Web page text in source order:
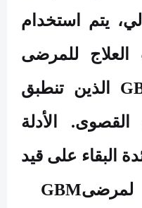
يتم استخدام
العلاج للمرضى
الذين تنطبق
الأدلة
البقاء على قيد
لمرضىGBM